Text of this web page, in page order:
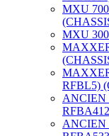
MXU
MXU
RFBL5)
ANCIEN
ANCIEN